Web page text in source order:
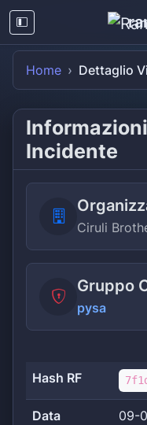
Home Dettaglio
Informazioni
Incidente
Ciruli
Gruppo
pysa
Hash RF
Data
09-